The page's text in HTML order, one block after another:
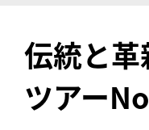
伝統と
ツアー